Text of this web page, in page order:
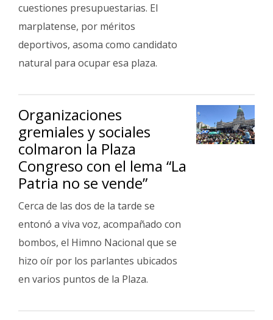
cuestiones presupuestarias. El
marplatense, por méritos
deportivos, asoma como candidato
natural para ocupar esa plaza.
Organizaciones
gremiales y sociales
colmaron la Plaza
Congreso con el lema “La
Patria no se vende”
Cerca de las dos de la tarde se
entonó a viva voz, acompañado con
bombos, el Himno Nacional que se
hizo oír por los parlantes ubicados
en varios puntos de la Plaza.